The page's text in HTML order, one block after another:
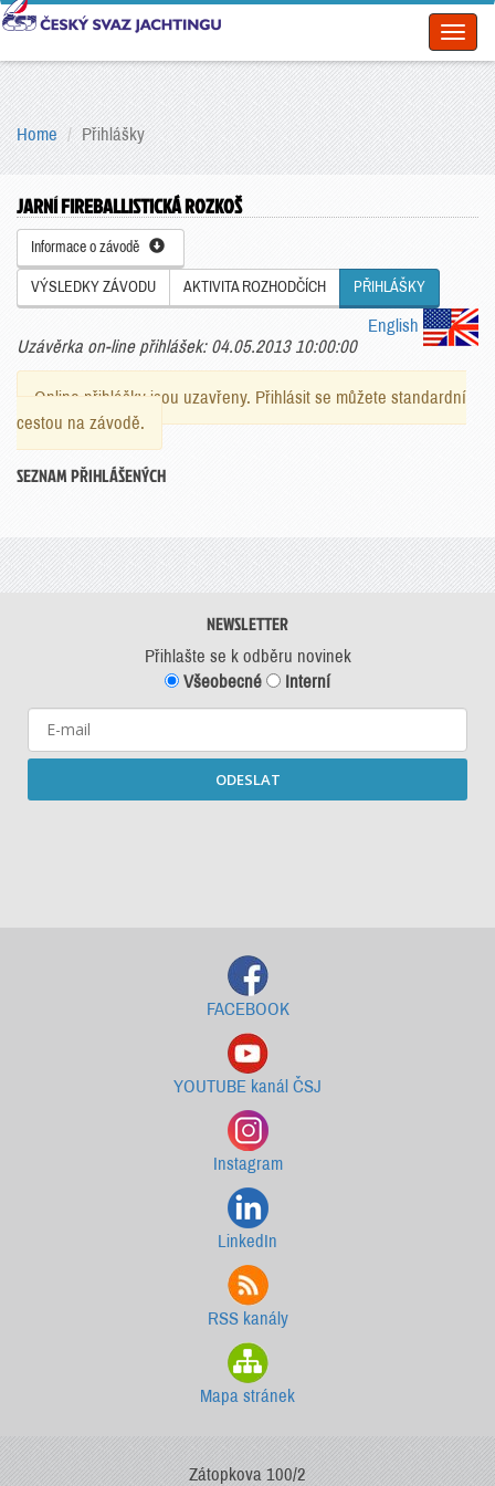
Home Přihlášky
JARNÍ FIREBALLISTICKÁ ROZKOŠ
Informace o závodě
VÝSLEDKY ZÁVODU AKTIVITA ROZHODČÍCH PŘIHLÁŠKY
English
Uzávěrka on-line přihlášek: 04.05.2013 10:00:00
Online přihlášky jsou uzavřeny. Přihlásit se můžete standardní
cestou na závodě.
SEZNAM PŘIHLÁŠENÝCH
NEWSLETTER
Přihlašte se k odběru novinek
Všeobecné
Interní
ODESLAT
FACEBOOK
YOUTUBE kanál ČSJ
Instagram
LinkedIn
RSS kanály
Mapa stránek
Zátopkova 100/2